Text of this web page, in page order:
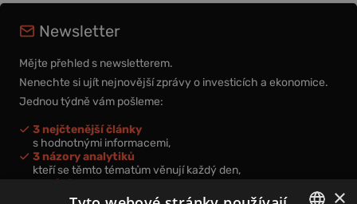
Newsletter
Mějte přehled s newsletterem.
Nenechte si ujít nejnovější zprávy o investicích a ekonomice.
Jednou týdně vám pošleme:
3 nejčtenější články
s hodnotnými informacemi,
3 názory analytiků
kteří se těmto tématům věnují každý den,
nová videa a podcasty
k prohloubení vašich znalostí.
×